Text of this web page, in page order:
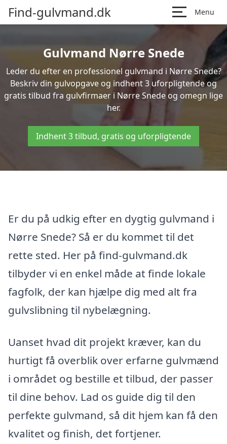
Find-gulvmand.dk Menu
Gulvmand Nørre Snede
Leder du efter en professionel gulvmand i Nørre Snede?
Beskriv din gulvopgave og indhent 3 uforpligtende og
gratis tilbud fra gulvfirmaer i Nørre Snede og omegn lige
her.
Indhent 3 tilbud, gratis og uforpligtende
Er du på udkig efter en dygtig gulvmand i
Nørre Snede? Så er du kommet til det
rette sted. Her på find-gulvmand.dk
tilbyder vi en enkel måde at finde lokale
fagfolk, der kan hjælpe dig med alt fra
gulvslibning til nybelægning.
Uanset hvad dit projekt kræver, kan du
hurtigt få overblik over erfarne gulvmænd
i området og bestille et tilbud, der passer
til dine behov. Lad os guide dig til den
perfekte gulvmand, så dit hjem kan få den
kvalitet og finish, det fortjener.